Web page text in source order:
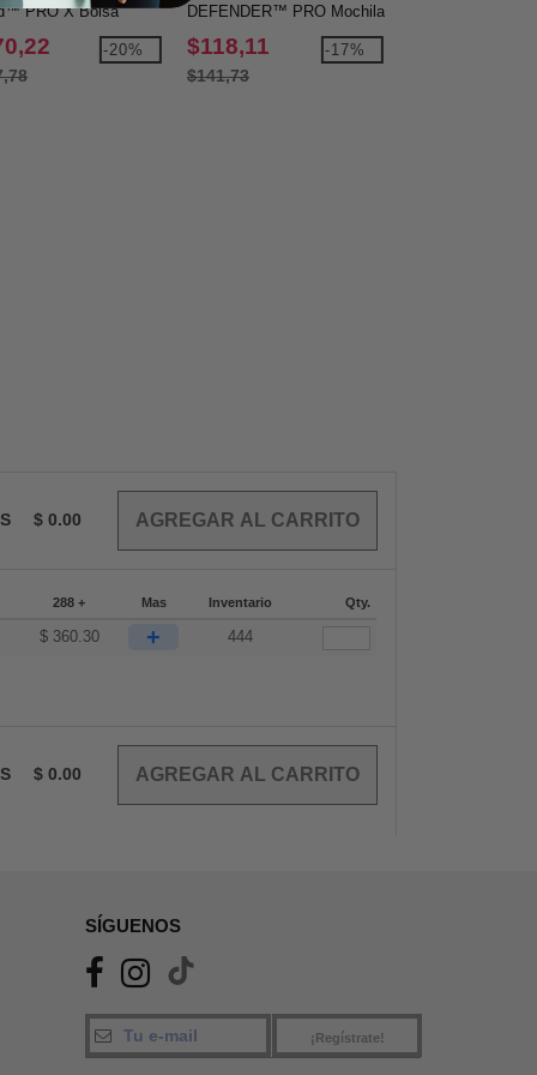
PRO X Bolsa
azul marino
-20%
DEFENDER™ PRO Mochila
negra
$118,11
$141,73
-17%
$ 0.00
288 + Mas Inventario Qty.
$ 360.30 + 444
$ 0.00
SÍGUENOS
¡Regístrate!